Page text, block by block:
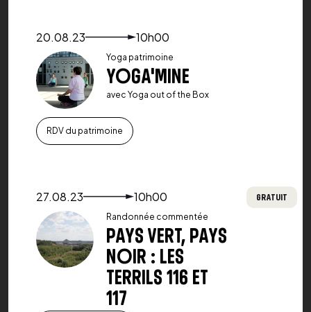
Voir le détail de l'événement
20.08.23 10h00
RDV du patrimoine
Yoga patrimoine
YOGA'MINE
avec Yoga out of the Box
Voir le détail de l'événement
27.08.23 10h00
Randonnée commentée
PAYS VERT, PAYS
NOIR : LES
TERRILS 116 ET
117
GRATUIT